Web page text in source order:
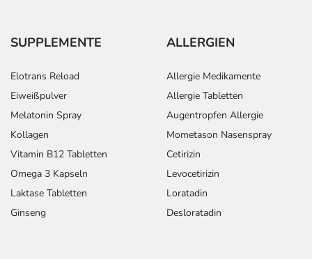
SUPPLEMENTE
Elotrans Reload
Eiweißpulver
Melatonin Spray
Kollagen
Vitamin B12 Tabletten
Omega 3 Kapseln
Laktase Tabletten
Ginseng
ALLERGIEN
Allergie Medikamente
Allergie Tabletten
Augentropfen Allergie
Mometason Nasenspray
Cetirizin
Levocetirizin
Loratadin
Desloratadin